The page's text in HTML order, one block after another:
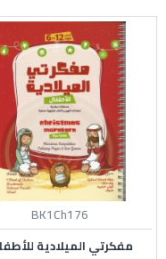
BK1Ch176
مفكرتي الميلادية